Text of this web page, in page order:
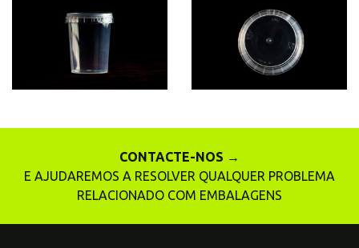
CONTACTE-NOS →
E AJUDAREMOS A RESOLVER QUALQUER PROBLEMA
RELACIONADO COM EMBALAGENS